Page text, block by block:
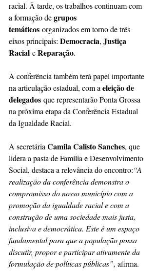
racial. À tarde, os trabalhos continuam com
a formação de grupos
temáticos organizados em torno de três
eixos principais: Democracia, Justiça
Racial e Reparação.
A conferência também terá papel importante
na articulação estadual, com a eleição de
delegados que representarão Ponta Grossa
na próxima etapa da Conferência Estadual
da Igualdade Racial.
A secretária Camila Calisto Sanches, que
lidera a pasta de Família e Desenvolvimento
Social, destaca a relevância do encontro:“A
realização da conferência demonstra o
compromisso do nosso município com a
promoção da igualdade racial e com a
construção de uma sociedade mais justa,
inclusiva e democrática. Este é um espaço
fundamental para que a população possa
discutir, propor e participar ativamente da
formulação de políticas públicas”, afirma.